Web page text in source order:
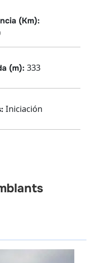
(Km):
(m): 333
Iniciación